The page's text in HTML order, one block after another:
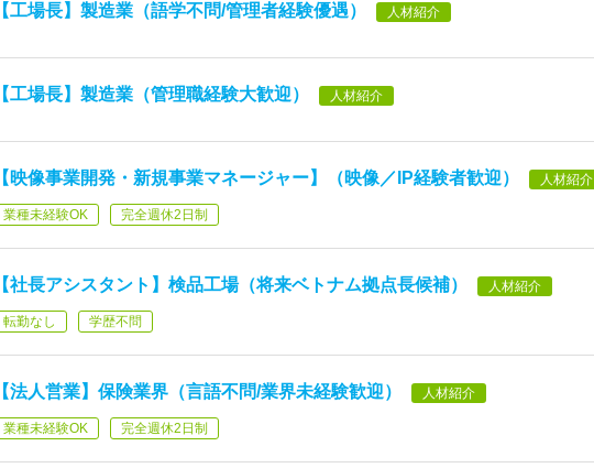
【工場長】製造業（語学不問/管理者経験優遇） 人材紹介
【工場長】製造業（管理職経験大歓迎） 人材紹介
【映像事業開発・新規事業マネージャー】（映像／IP経験者歓迎） 人材紹介
業種未経験OK 完全週休2日制
【社長アシスタント】検品工場（将来ベトナム拠点長候補） 人材紹介
転勤なし 学歴不問
【法人営業】保険業界（言語不問/業界未経験歓迎） 人材紹介
業種未経験OK 完全週休2日制